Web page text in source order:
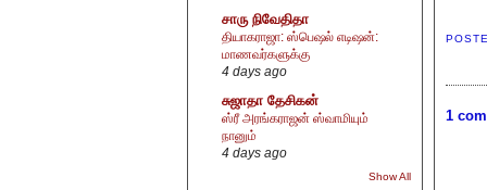
சாரு நிவேதிதா
தியாகராஜா: ஸ்பெஷல் எடிஷன்:
மாணவர்களுக்கு
4 days ago
சுஜாதா தேசிகன்
ஸ்ரீ அரங்கராஜன் ஸ்வாமியும்
நானும்
4 days ago
Show All
1